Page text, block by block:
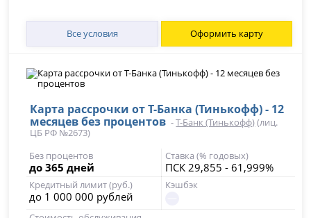
Все условия Оформить карту
Карта рассрочки от Т-Банка (Тинькофф) - 12
месяцев без процентов -Т-Банк (Тинькофф)(лиц.
ЦБ РФ №2673)
Без процентов
до 365 дней
Ставка (% годовых)
ПСК 29,855 - 61,999%
Кредитный лимит (руб.)
до 1 000 000 рублей
Кэшбэк